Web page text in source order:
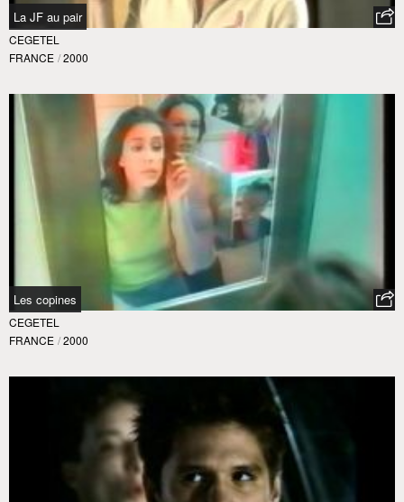
La JF au pair
CEGETEL
FRANCE / 2000
Les copines
CEGETEL
FRANCE / 2000